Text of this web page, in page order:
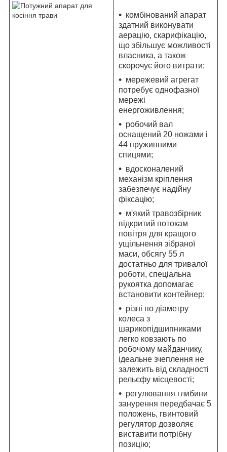
комбінований апарат
здатний виконувати
аерацію, скарифікацію,
що збільшує можливості
власника, а також
скорочує його витрати;
мережевий агрегат
потребує однофазної
мережі
енергоживлення;
робочий вал
оснащений 20 ножами і
44 пружинними
спицями;
вдосконалений
механізм кріплення
забезпечує надійну
фіксацію;
м'який травозбірник
відкритий потокам
повітря для кращого
ущільнення зібраної
маси, обсягу 55 л
достатньо для тривалої
роботи, спеціальна
рукоятка допомагає
встановити контейнер;
різні по діаметру
колеса з
шарикопідшипниками
легко ковзають по
робочому майданчику,
ідеальне зчеплення не
залежить від складності
рельєфу місцевості;
регулювання глибини
занурення передбачає 5
положень, гвинтовий
регулятор дозволяє
виставити потрібну
позицію;